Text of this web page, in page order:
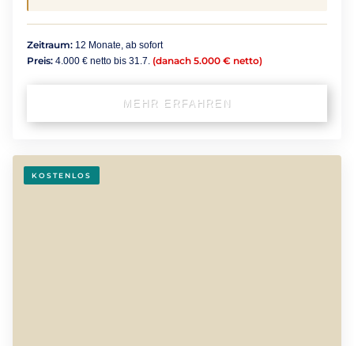
Zeitraum: 12 Monate, ab sofort
Preis: 4.000 € netto bis 31.7. (danach 5.000 € netto)
MEHR ERFAHREN
KOSTENLOS